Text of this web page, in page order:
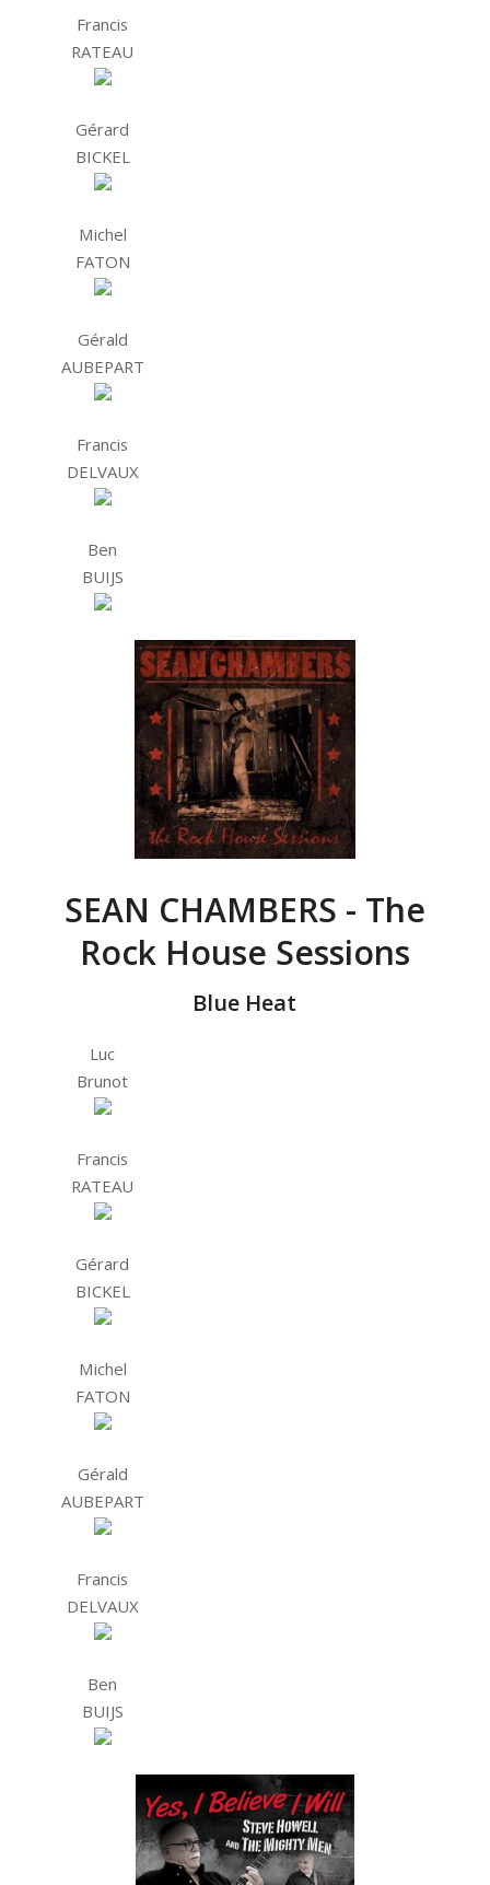
Francis
RATEAU
Gérard
BICKEL
Michel
FATON
Gérald
AUBEPART
Francis
DELVAUX
Ben
BUIJS
SEAN CHAMBERS - The
Rock House Sessions
Blue Heat
Luc
Brunot
Francis
RATEAU
Gérard
BICKEL
Michel
FATON
Gérald
AUBEPART
Francis
DELVAUX
Ben
BUIJS